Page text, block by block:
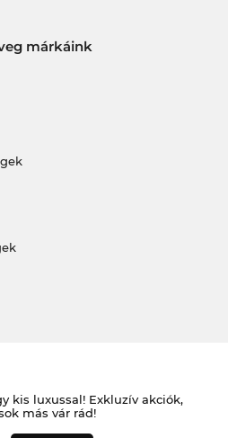
márkáink
kis luxussal! Exkluzív akciók,
más vár rád!